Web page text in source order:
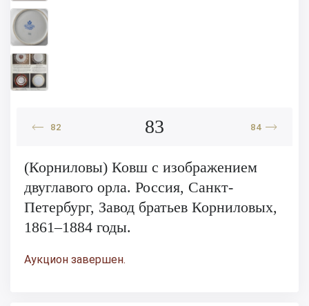
82 83 84
(Корниловы) Ковш с изображением
двуглавого орла. Россия, Санкт-
Петербург, Завод братьев Корниловых,
1861–1884 годы.
Аукцион завершен.